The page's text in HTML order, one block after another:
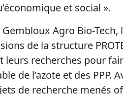
et social ».
Agro Bio-Tech,
de la structure
recherches pour
de l’azote et des PPP.
de recherche menés